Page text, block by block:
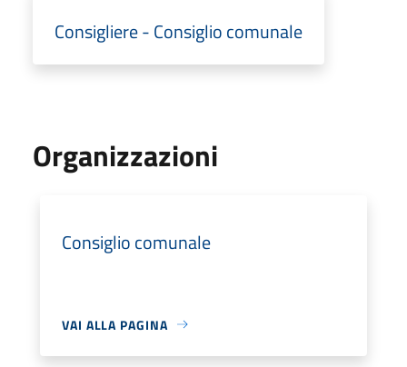
Consigliere - Consiglio comunale
Organizzazioni
Consiglio comunale
VAI ALLA PAGINA